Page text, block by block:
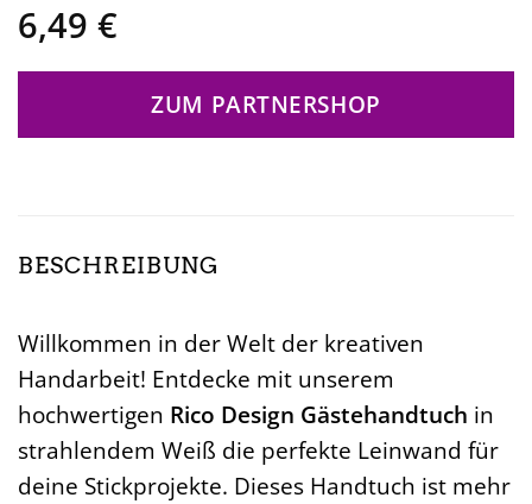
6,49 €
ZUM PARTNERSHOP
BESCHREIBUNG
Willkommen in der Welt der kreativen
Handarbeit! Entdecke mit unserem
hochwertigen Rico Design Gästehandtuch in
strahlendem Weiß die perfekte Leinwand für
deine Stickprojekte. Dieses Handtuch ist mehr